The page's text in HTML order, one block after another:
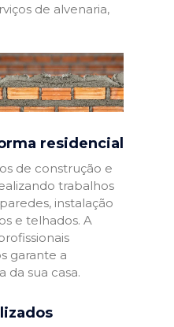
de alvenaria,
residencial
de construção e
trabalhos
instalação
e telhados. A
garante a
da sua casa.